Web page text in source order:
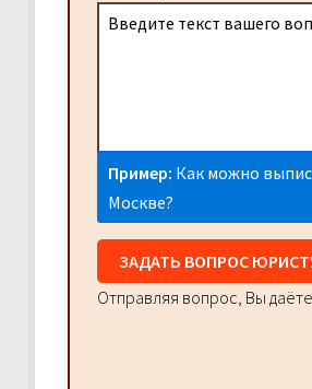
Пример: Как можно
Москве?
ЗАДАТЬ ВОПРОС
Отправляя вопрос, Вы